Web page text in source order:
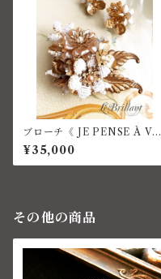
ブローチ《 JE PENSE À VO
US 》コスチュームジュエリー
¥35,000
その他の商品